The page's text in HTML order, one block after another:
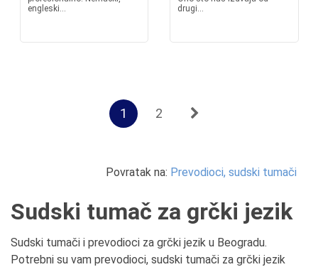
engleski...
drugi...
1 2
Povratak na: Prevodioci, sudski tumači
Sudski tumač za grčki jezik
Sudski tumači i prevodioci za grčki jezik u Beogradu.
Potrebni su vam prevodioci, sudski tumači za grčki jezik